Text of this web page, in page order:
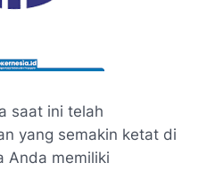
saat ini telah
yang semakin ketat di
Anda memiliki